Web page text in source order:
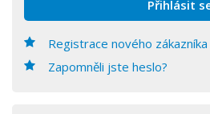
Registrace nového zákazníka
Zapomněli jste heslo?